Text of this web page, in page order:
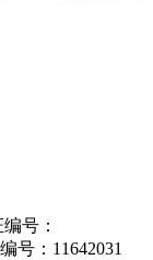
号：
号：11642031